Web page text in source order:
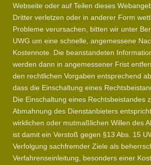
Webseite oder auf Teilen dieses
Dritter verletzen oder in anderer Form
Probleme verursachen, bitten wir unter
UWG um eine schnelle, angemessene
Kostennote. Die beanstandeten
werden dann in angemessener Frist
den rechtlichen Vorgaben entsprechend
dass die Einschaltung eines
Die Einschaltung eines Rechtsbeistandes
Abmahnung des Dienstanbieters
wirklichen oder mutmaßlichen Willen des
ist damit ein Verstoß gegen §13 Abs. 15
Verfolgung sachfremder Ziele als
Verfahrenseinleitung, besonders einer